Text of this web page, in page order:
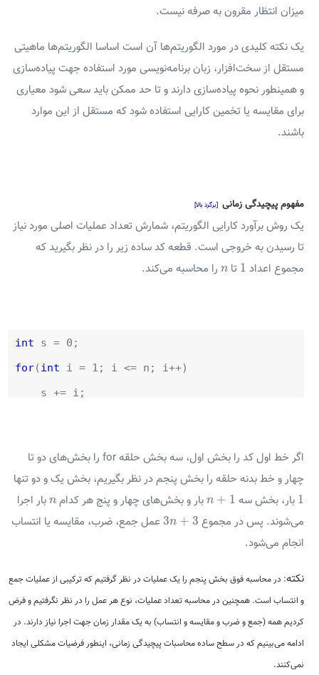
میزان انتظار مقرون به صرفه نیست.
یک نکته کلیدی در مورد الگوریتم‌ها آن است اساسا الگوریتم‌ها ماهیتی
مستقل از سخت‌افزار، زبان برنامه‌نویسی مورد استفاده جهت پیاده‌سازی
و همینطور نحوه پیاده‌سازی دارند و تا حد ممکن باید سعی شود معیاری
برای مقایسه یا تخمین کارایی استفاده شود که مستقل از این موارد
باشند.
مفهوم پیچیدگی زمانی [برگرد بالا]
یک روش برآورد کارایی الگوریتم، شمارش تعداد عملیات اصلی مورد نیاز
تا رسیدن به خروجی است. قطعه کد ساده زیر را در نظر بگیرید که
مجموع اعداد1
1تا n
n را محاسبه می‌کند.
ints = 0;
for (int i = 1; i <= n; i++)
s += i;
اگر خط اول کد را بخش اول، سه بخش حلقه for را بخش‌های دو تا
چهار و خط بدنه حلقه را بخش پنجم در نظر بگیریم، بخش یک و دو تنها
بار، بخش سه n + 1
n +1 بار و بخش‌های چهار و پنج هر کدامn
nبار اجرا
می‌شوند. پس در مجموع
3n + 3
3 n +3
عمل جمع، ضرب، مقایسه یا انتساب
انجام می‌شود.
نکته: در محاسبه فوق بخش پنجم را یک عملیات در نظر گرفتیم که ترکیبی از عملیات جمع
و انتساب است. همچنین در محاسبه تعداد عملیات، نوع هر عمل را در نظر نگرفتیم و فرض
کردیم همه (جمع و ضرب و مقایسه و انتساب) به یک مقدار زمان جهت اجرا نیاز دارند. در
ادامه می‌بینیم که در سطح ساده محاسبات پیچیدگی زمانی، اینطور فرضیات مشکلی ایجاد
نمی‌کنند.